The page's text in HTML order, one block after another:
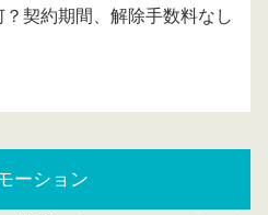
契約期間、解除手数料なし
ーション